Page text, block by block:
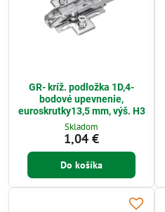
GR- kríž. podložka 1D,4-
bodové upevnenie,
euroskrutky13,5 mm, výš. H3
Skladom
1,04 €
Do košíka